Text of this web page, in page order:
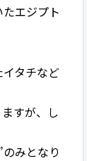
エジプト
タチなど
すが、し
みとなり